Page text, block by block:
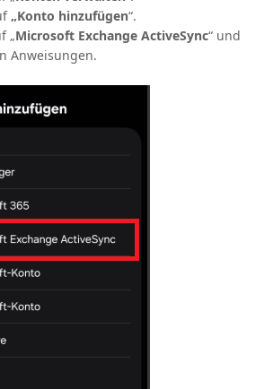
„Konto hinzufügen“.
„Microsoft Exchange ActiveSync“ und
Anweisungen.